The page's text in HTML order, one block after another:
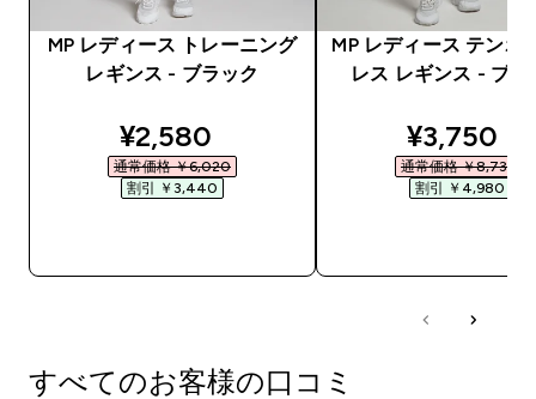
MP レディース トレーニング
レギンス - ブラック
discounted price
¥2,580‎
通常価格 ￥6,020‎
割引 ￥3,440‎
MP レディース テンポ
レス レギンス - ブラ
¥3,750‎
通常価格 ￥8,730‎
割引 ￥4,980‎
すべてのお客様の口コミ